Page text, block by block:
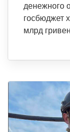
денежного
госбюджет
млрд